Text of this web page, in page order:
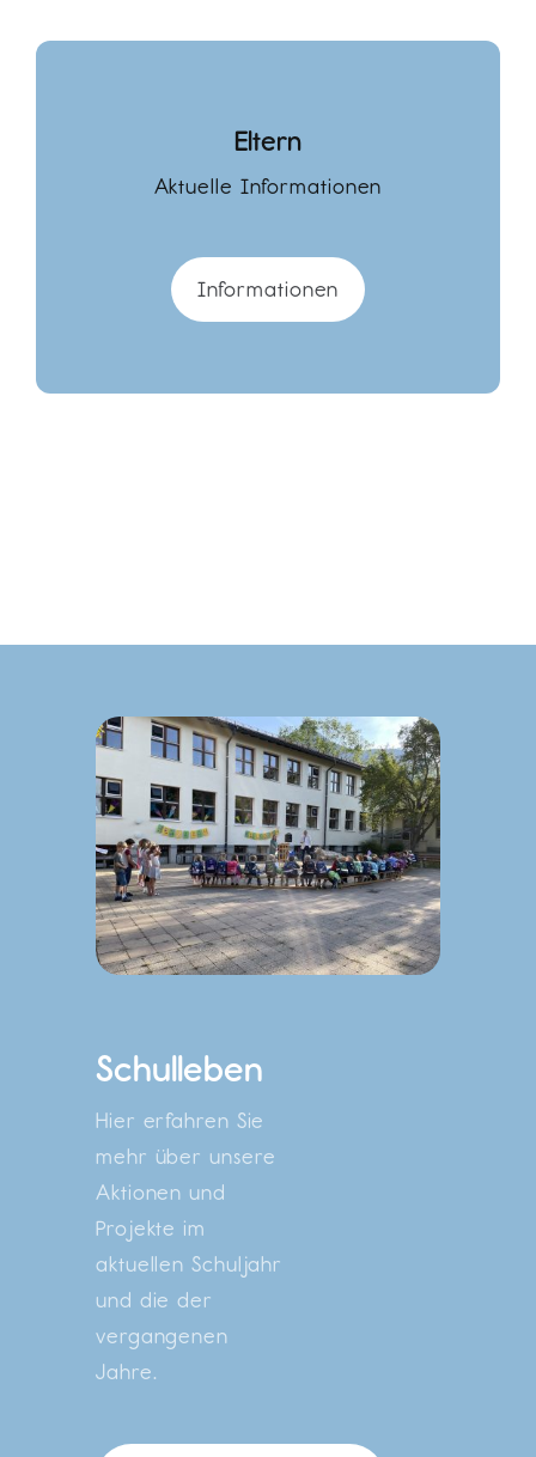
Eltern
Aktuelle Informationen
Informationen
Schulleben
Hier erfahren Sie
mehr über unsere
Aktionen und
Projekte im
aktuellen Schuljahr
und die der
vergangenen
Jahre.